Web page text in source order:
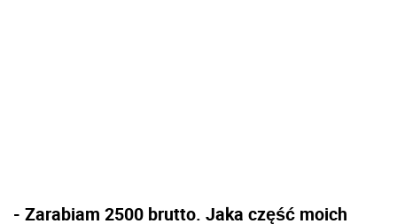
- Zarabiam 2500 brutto. Jaka część moich